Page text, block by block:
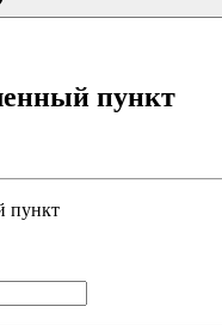
пункт
пункт